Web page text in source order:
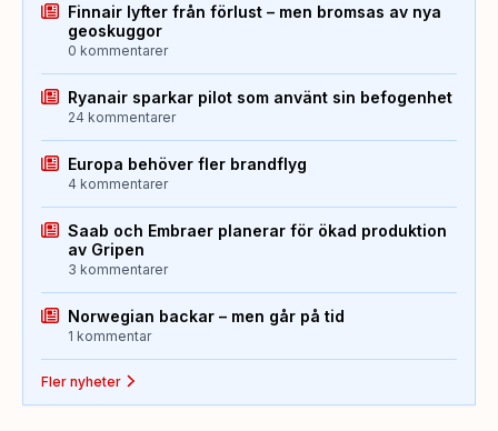
Finnair lyfter från förlust – men bromsas av nya
geoskuggor
0 kommentarer
Ryanair sparkar pilot som använt sin befogenhet
24 kommentarer
Europa behöver fler brandflyg
4 kommentarer
Saab och Embraer planerar för ökad produktion
av Gripen
3 kommentarer
Norwegian backar – men går på tid
1 kommentar
Fler nyheter